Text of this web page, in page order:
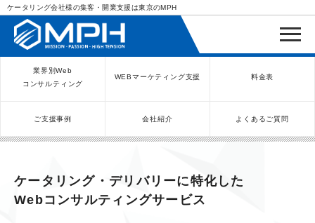
ケータリング会社様の集客・開業支援は東京のMPH
業界別Web
コンサルティング
WEBマーケティング支援 料金表
ご支援事例 会社紹介 よくあるご質問
ケータリング・デリバリーに特化した
Webコンサルティングサービス